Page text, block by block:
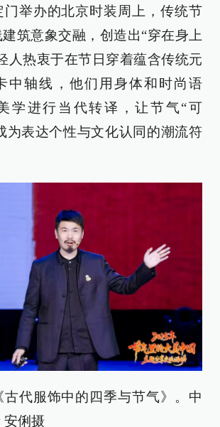
门举办的北京时装周上，传统节
筑意象交融，创造出“穿在身上
人热衷于在节日穿着蕴含传统元
中轴线，他们用身体和时尚语
学进行当代转译，让节气“可
为表达个性与文化认同的潮流符
古代服饰中的四季与节气》。中
安俐摄